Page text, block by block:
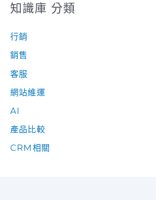
知識庫 分類
行銷
銷售
客服
網站維運
AI
產品比較
CRM相關